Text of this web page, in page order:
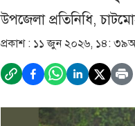
উপজেলা প্রতিনিধি,
প্রকাশ : ১১ জুন ২০২৬, ১৪: ৩৯